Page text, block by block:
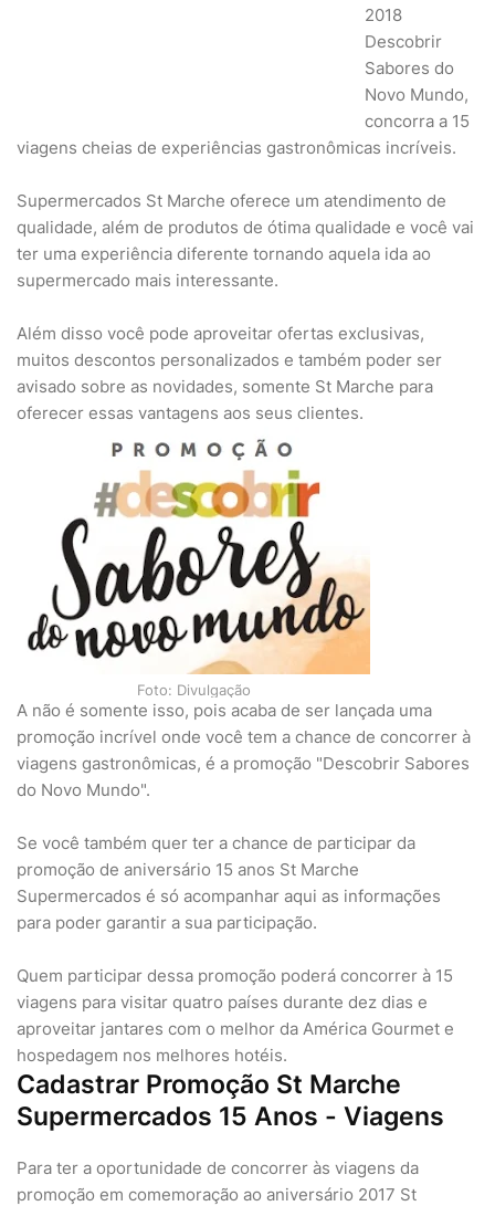
2018
Descobrir
Sabores do
Novo Mundo,
concorra a 15
viagens cheias de experiências gastronômicas incríveis.
Supermercados St Marche oferece um atendimento de
qualidade, além de produtos de ótima qualidade e você vai
ter uma experiência diferente tornando aquela ida ao
supermercado mais interessante.
Além disso você pode aproveitar ofertas exclusivas,
muitos descontos personalizados e também poder ser
avisado sobre as novidades, somente St Marche para
oferecer essas vantagens aos seus clientes.
Foto: Divulgação
A não é somente isso, pois acaba de ser lançada uma
promoção incrível onde você tem a chance de concorrer à
viagens gastronômicas, é a promoção "Descobrir Sabores
do Novo Mundo".
Se você também quer ter a chance de participar da
promoção de aniversário 15 anos St Marche
Supermercados é só acompanhar aqui as informações
para poder garantir a sua participação.
Quem participar dessa promoção poderá concorrer à 15
viagens para visitar quatro países durante dez dias e
aproveitar jantares com o melhor da América Gourmet e
hospedagem nos melhores hotéis.
Cadastrar Promoção St Marche
Supermercados 15 Anos - Viagens
Para ter a oportunidade de concorrer às viagens da
promoção em comemoração ao aniversário 2017 St